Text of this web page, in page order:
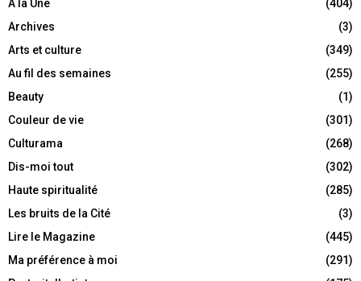
A la Une
(404)
Archives
(3)
Arts et culture
(349)
Au fil des semaines
(255)
Beauty
(1)
Couleur de vie
(301)
Culturama
(268)
Dis-moi tout
(302)
Haute spiritualité
(285)
Les bruits de la Cité
(3)
Lire le Magazine
(445)
Ma préférence à moi
(291)